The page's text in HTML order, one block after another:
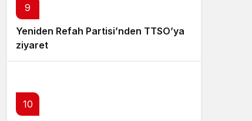
9
Yeniden Refah Partisi’nden TTSO’ya
ziyaret
10